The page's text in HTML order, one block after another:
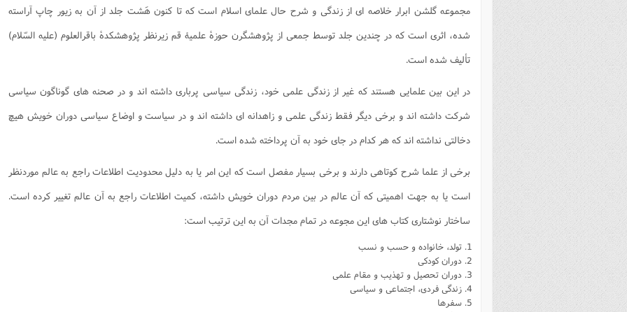
شماره اول فصل نامه تربیت تبلیغی
شماره دوم فصل نامه تربیت تبلیغی
پيش شماره 2 فصلنامه مطالعات معنوی
شماره اول فصل نامه مطالعات معنوی
شماره دهم فصل‌نامه مطالعات معنوی
فصل نامه سبک زندگی
علوم تربیتی
آئین دوست یابی
مجموعه گلشن ابرار خلاصه ای از زندگی و شرح حال علمای اسلام است که تا کنون هَشت جلد از آن به زیور چاپ آراسته
شده، اثری است که در چندین جلد توسط جمعی از پژوهشگرن حوزۀ علمیۀ قم زیرنظر پژوهشکدۀ باقرالعلوم (علیه السّلام)
تألیف شده است.
در این بین علمایی هستند که غیر از زندگی علمی خود، زندگی سیاسی پرباری داشته اند و در صحنه های گوناگون سیاسی
شرکت داشته اند و برخی دیگر فقط زندگی علمی و زاهدانه ای داشته اند و در سیاست و اوضاع سیاسی دوران خویش هیچ
دخالتی نداشته اند که هر کدام در جای خود به آن پرداخته شده است.
برخی از علما شرح کوتاهی دارند و برخی بسیار مفصل است که این امر یا به دلیل محدودیت اطلاعات راجع به عالم موردنظر
است یا به جهت اهمیتی که آن عالم در بین مردم دوران خویش داشته، کمیت اطلاعات راجع به آن عالم تغییر کرده است.
ساختار نوشتاری کتاب های این مجوعه در تمام مجدات آن به این ترتیب است:
تولد، خانواده و حسب و نسب
دوران کودکی
دوران تحصیل و تهذیب و مقام علمی
زندگی فردی، اجتماعی و سیاسی
سفرها